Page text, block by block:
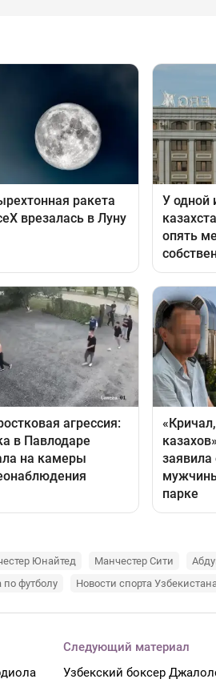
Юнайтед Манчестер Сити
по футболу Новости спорта
Следующий материал
Узбекский боксер